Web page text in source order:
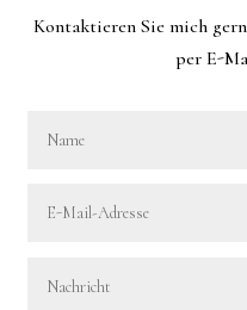
Kontaktieren Sie mich
per E-